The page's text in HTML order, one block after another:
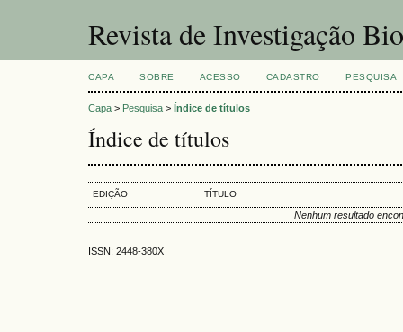
Revista de Investigação
CAPA SOBRE ACESSO CADASTRO PESQUISA
Capa > Pesquisa > Índice de títulos
Índice de títulos
EDIÇÃO TÍTULO
Nenhum resultado
ISSN: 2448-380X